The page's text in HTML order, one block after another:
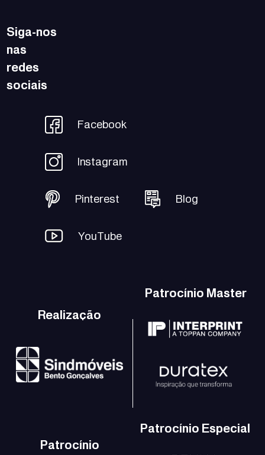
Siga-nos
nas
redes
sociais
Facebook
Instagram
Pinterest Blog
YouTube
Realização
Patrocínio Master
Patrocínio
Patrocínio Especial